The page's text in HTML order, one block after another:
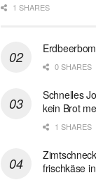
1 SHARES
0 SHARES
Schnelles
kein Brot
1 SHARES
frischkäse